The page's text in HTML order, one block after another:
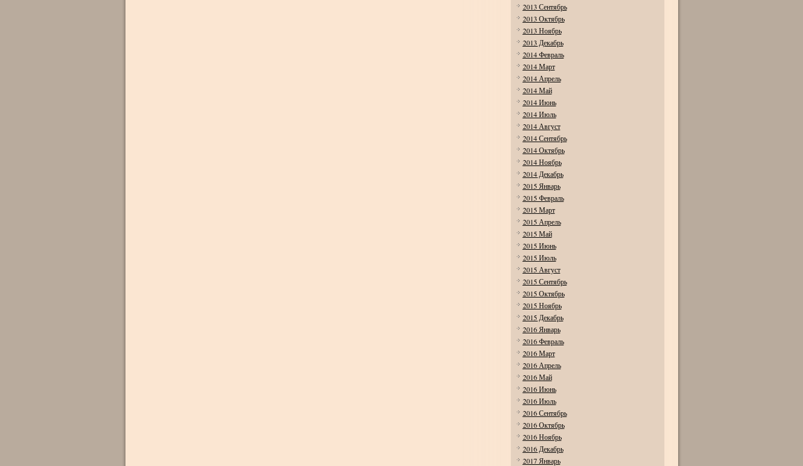
2013 Сентябрь
2013 Октябрь
2013 Ноябрь
2013 Декабрь
2014 Февраль
2014 Март
2014 Апрель
2014 Май
2014 Июнь
2014 Июль
2014 Август
2014 Сентябрь
2014 Октябрь
2014 Ноябрь
2014 Декабрь
2015 Январь
2015 Февраль
2015 Март
2015 Апрель
2015 Май
2015 Июнь
2015 Июль
2015 Август
2015 Сентябрь
2015 Октябрь
2015 Ноябрь
2015 Декабрь
2016 Январь
2016 Февраль
2016 Март
2016 Апрель
2016 Май
2016 Июнь
2016 Июль
2016 Сентябрь
2016 Октябрь
2016 Ноябрь
2016 Декабрь
2017 Январь